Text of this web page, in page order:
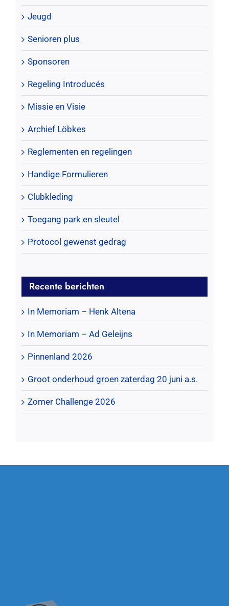
Jeugd
Senioren plus
Sponsoren
Regeling Introducés
Missie en Visie
Archief Löbkes
Reglementen en regelingen
Handige Formulieren
Clubkleding
Toegang park en sleutel
Protocol gewenst gedrag
Recente berichten
In Memoriam – Henk Altena
In Memoriam – Ad Geleijns
Pinnenland 2026
Groot onderhoud groen zaterdag 20 juni a.s.
Zomer Challenge 2026